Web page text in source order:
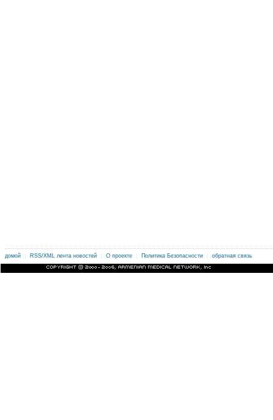
домой | RSS/XML лента новостей | О проекте | Политика Безопасности | обратная связь